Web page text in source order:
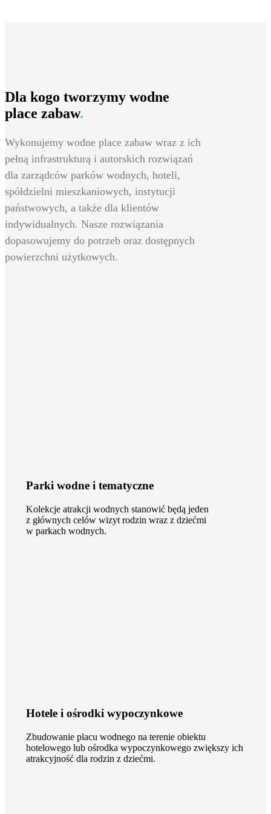
Dla kogo tworzymy wodne
place zabaw.
Wykonujemy wodne place zabaw wraz z ich
pełną infrastrukturą i autorskich rozwiązań
dla zarządców parków wodnych, hoteli,
spółdzielni mieszkaniowych, instytucji
państwowych, a także dla klientów
indywidualnych. Nasze rozwiązania
dopasowujemy do potrzeb oraz dostępnych
powierzchni użytkowych.
Parki wodne i tematyczne
Kolekcje atrakcji wodnych stanowić będą jeden
z głównych celów wizyt rodzin wraz z dziećmi
w parkach wodnych.
Hotele i ośrodki wypoczynkowe
Zbudowanie placu wodnego na terenie obiektu
hotelowego lub ośrodka wypoczynkowego zwiększy ich
atrakcyjność dla rodzin z dziećmi.